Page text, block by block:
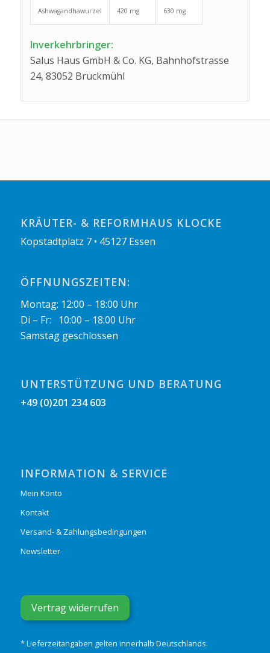
Ashwagandhawurzel 420 mg 630 mg
Inverkehrbringer:
Salus Haus GmbH & Co. KG, Bahnhofstrasse
24, 83052 Bruckmühl
KRÄUTER- & REFORMHAUS KLOCKE
Kopstadtplatz 7 • 45127 Essen
ÖFFNUNGSZEITEN:
Montag: 12:00 – 18:00 Uhr
Di – Fr: 10:00 – 18:00 Uhr
Samstag geschlossen
UNTERSTÜTZUNG UND BERATUNG
+49 (0)201 234 603
INFORMATION & SERVICE
Mein Konto
Kontakt
Versand- & Zahlungsbedingungen
Newsletter
Vertrag widerrufen
* Lieferzeitangaben gelten innerhalb Deutschlands.